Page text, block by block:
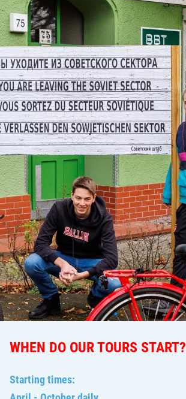
WHEN DO OUR TOURS START?
Starting times: